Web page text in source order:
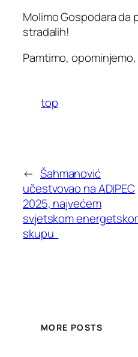
Molimo Gospodara da
stradalih!
Pamtimo,
top
← Šahmanović
učestvovao na ADIPEC
2025, najvećem
svjetskom
skupu
MORE POSTS